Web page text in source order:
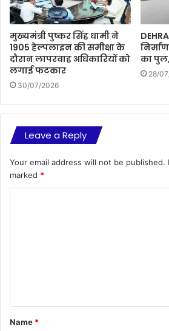
मुख्यमंत्री पुष्कर सिंह धामी ने
1905 हेल्पलाइन की समीक्षा के
दौरान लापरवाह अधिकारियों को
लगाई फटकार
30/07/2026
का
28/
Leave a Reply
Your email address will not be published.
marked *
t
*
Name *